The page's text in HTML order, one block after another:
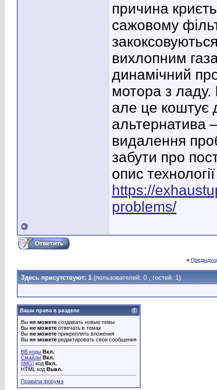
причина
сажовому
вихлопним
динамічний
мотора з ладу.
але це коштує
альтернатива
видалення
забути про
опис
https://
problems/
«
Здесь присутствуют: 1 (пользователей: 0 , гостей: 1)
Ваши права в разделе
Вы не можете создавать новые темы
Вы не можете отвечать в темах
Вы не можете прикреплять вложения
Вы не можете редактировать свои сообщения
BB коды Вкл.
Смайлы Вкл.
[IMG] код Вкл.
HTML код Выкл.
Правила форума